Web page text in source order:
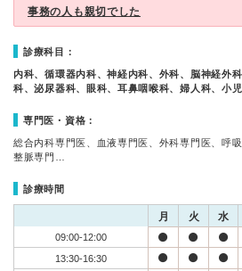
事務の人も親切でした
診療科目：
内科、循環器内科、神経内科、外科、脳神経外
科、泌尿器科、眼科、耳鼻咽喉科、婦人科、小
専門医・資格：
総合内科専門医、血液専門医、外科専門医、呼
整脈専門…
診療時間
月 火 水
09:00-12:00
13:30-16:30